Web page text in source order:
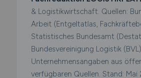
& Logistikwirtschaft. Quellen:
Arbeit (Entgeltatlas,
Statistisches Bundesamt
Bundesvereinigung Logistik (BVL),
Unternehmensangaben aus
verfügbaren Quellen. Stand: Mai